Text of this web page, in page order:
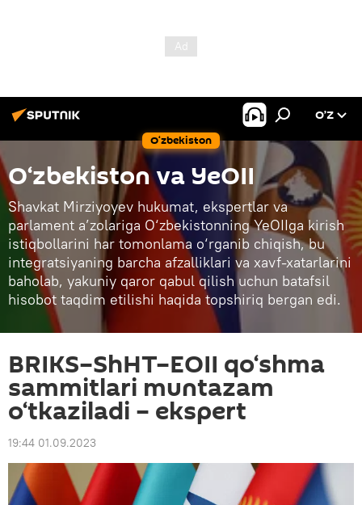
O‘zbekiston
O’Z
O‘zbekiston va YeOII
Shavkat Mirziyoyev hukumat, ekspertlar va
parlament a’zolariga O‘zbekistonning YeOIIga kirish
istiqbollarini har tomonlama o‘rganib chiqish, bu
integratsiyaning barcha afzalliklari va xavf-xatarlarini
baholab, yakuniy qaror qabul qilish uchun batafsil
hisobot taqdim etilishi haqida topshiriq bergan edi.
BRIKS–ShHT–EOII qo‘shma
sammitlari muntazam
o‘tkaziladi – ekspert
19:44 01.09.2023